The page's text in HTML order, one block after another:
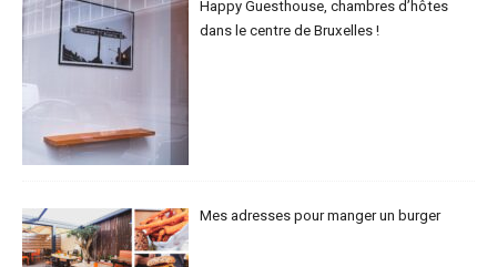
Happy Guesthouse, chambres d’hôtes
dans le centre de Bruxelles !
Mes adresses pour manger un burger